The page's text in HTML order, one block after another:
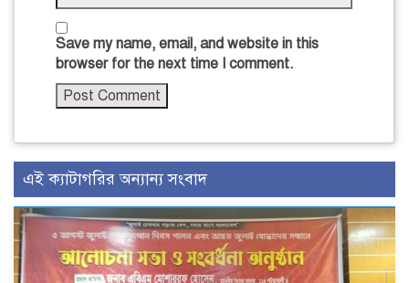
Save my name, email, and website in this
browser for the next time I comment.
এই ক্যাটাগরির অন্যান্য সংবাদ